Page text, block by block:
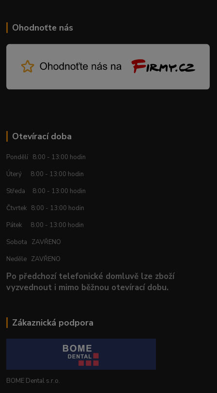
Ohodnoťte nás
Otevírací doba
Pondělí 8:00 - 13:00 hodin
Úterý 8:00 - 13:00 hodin
Středa 8:00 - 13:00 hodin
Čtvrtek 8:00 - 13:00 hodin
Pátek 8:00 - 13:00 hodin
Sobota ZAVŘENO
Neděle ZAVŘENO
Po předchozí telefonické domluvě lze zboží
vyzvednout i mimo běžnou otevírací dobu.
Zákaznická podpora
BOME Dental s.r.o.